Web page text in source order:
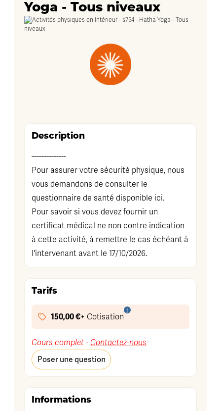
Yoga - Tous niveaux
Description
--------------
Pour assurer votre sécurité physique, nous
vous demandons de consulter le
questionnaire de santé disponible ici.
Pour savoir si vous devez fournir un
certificat médical ne non contre indication
à cette activité, à remettre le cas échéant à
l'intervenant avant le 17/10/2026.
Tarifs
150,00 €+ Cotisation
Cours complet - Contactez-nous
Poser une question
Informations